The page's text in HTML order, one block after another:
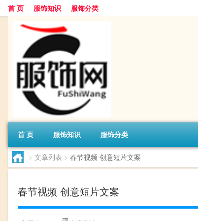
首 页 服饰知识 服饰分类
首 页 服饰知识 服饰分类
> 文章列表 > 春节视频 创意短片文案
春节视频 创意短片文案